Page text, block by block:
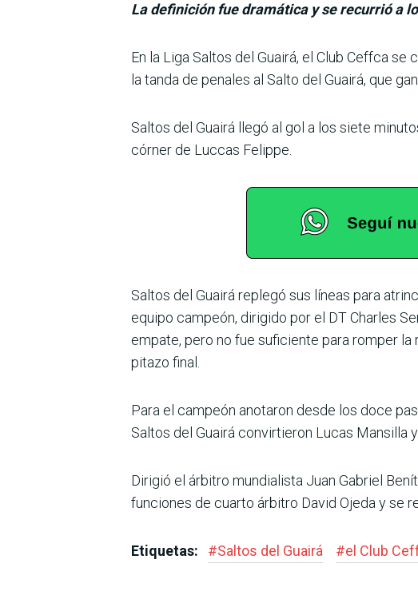
La definición fue dramática y se recurrió a
En la Liga Saltos del Guairá, el Club Ceffca
la tanda de penales al Salto del Guairá, que
Saltos del Guairá llegó al gol a los siete
córner de Luccas Felippe.
Saltos del Guairá replegó sus líneas para
equipo campeón, dirigido por el DT Charles
empate, pero no fue suficiente para romper la
pitazo final.
Para el campeón anotaron desde los doce
Saltos del Guairá convirtieron Lucas Mansilla
Dirigió el árbitro mundialista Juan Gabriel
funciones de cuarto árbitro David Ojeda y se
Etiquetas: #Saltos del Guairá #el Club